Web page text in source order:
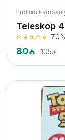
Endirim
Teleskop
70%
80₼ 105₼